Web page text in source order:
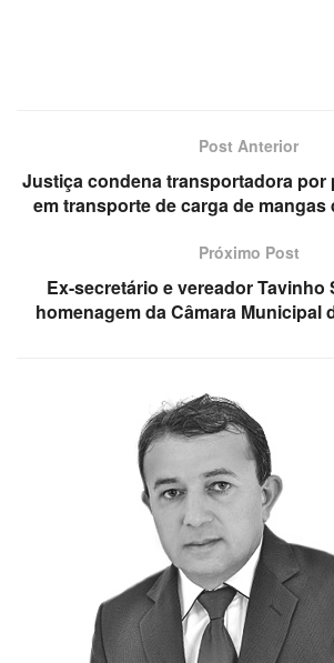
Post Anterior
Justiça condena transportadora por
em transporte de carga de mangas
Próximo Post
Ex-secretário e vereador Tavinho
homenagem da Câmara Municipal